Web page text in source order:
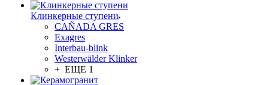
Клинкерные ступени
CAÑADA GRES
Exagres
Interbau-blink
Westerwälder Klinker
+ ЕЩЕ 1